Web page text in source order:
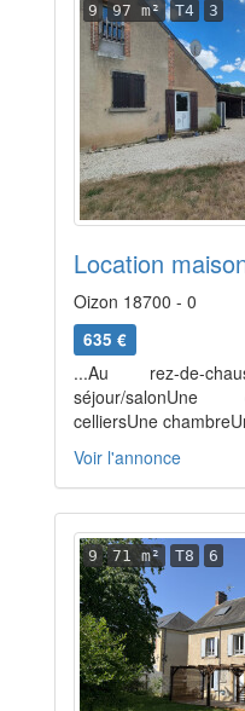
9 97 m² T4 3
Location
Oizon 18700 - 0
635 €
...Au rez-de-
séjour/salonUne
celliersUne
Voir l'annonce
9 71 m² T8 6